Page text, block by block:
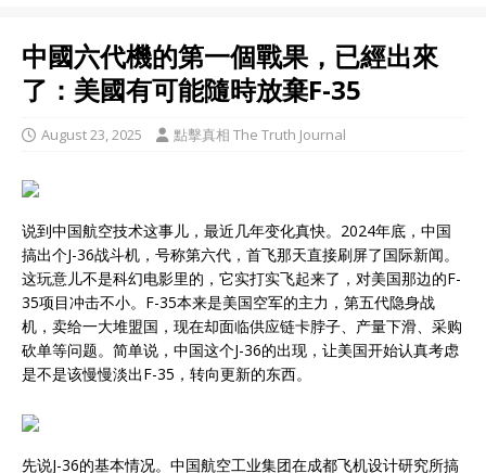
中國六代機的第一個戰果，已經出來
了：美國有可能隨時放棄F-35
August 23, 2025 點擊真相 The Truth Journal
说到中国航空技术这事儿，最近几年变化真快。2024年底，中国
搞出个J-36战斗机，号称第六代，首飞那天直接刷屏了国际新闻。
这玩意儿不是科幻电影里的，它实打实飞起来了，对美国那边的F-
35项目冲击不小。F-35本来是美国空军的主力，第五代隐身战
机，卖给一大堆盟国，现在却面临供应链卡脖子、产量下滑、采购
砍单等问题。简单说，中国这个J-36的出现，让美国开始认真考虑
是不是该慢慢淡出F-35，转向更新的东西。
先说J-36的基本情况。中国航空工业集团在成都飞机设计研究所搞